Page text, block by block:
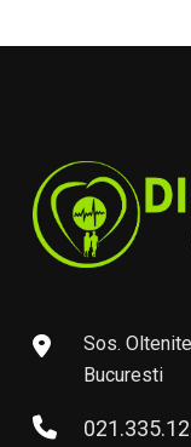
Sos.
Bucuresti